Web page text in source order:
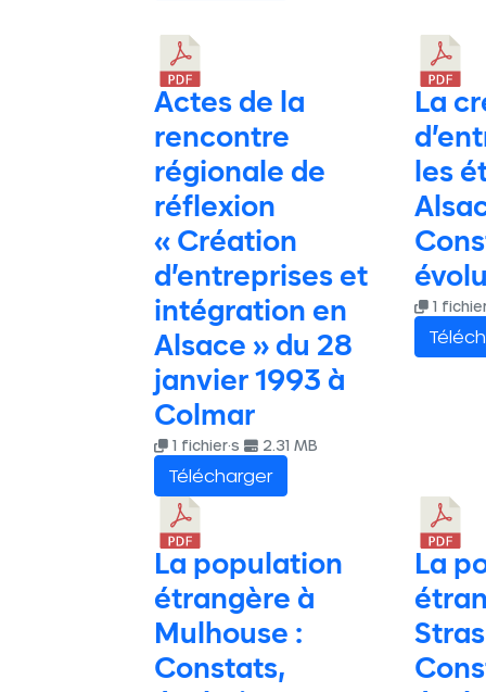
Actes de la
rencontre
régionale de
réflexion
« Création
d’entreprises et
intégration en
Alsace » du 28
janvier 1993 à
Colmar
1 fichier·s 2.31 MB
Télécharger
La
les
1
La population
étrangère à
Mulhouse :
Constats,
La